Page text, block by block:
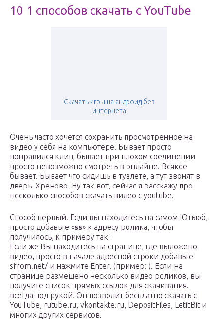
10 1 способов скачать с YouTube
Скачать игры на андроид без
интернета
Очень часто хочется сохранить просмотренное на
видео у себя на компьютере. Бывает просто
понравился клип, бывает при плохом соединении
просто невозможно смотреть в онлайне. Всякое
бывает. Бывает что сидишь в туалете, а тут звонят в
дверь. Хреново. Ну так вот, сейчас я расскажу про
несколько способов скачать видео с youtube.
Способ первый. Есди вы находитесь на самом Ютьюб,
просто добавьте «ss» к адресу ролика, чтобы
получилось, к примеру так:
Если же Вы находитесь на странице, где выложено
видео, просто в начале адресной строки добавьте
sfrom.net/ и нажмите Enter. (пример: ). Если на
странице размещено несколько видео роликов, вы
получите список прямых ссылок для скачивания.
всегда под рукой! Он позволит бесплатно скачать с
YouTube, rutube.ru, vkontakte.ru, DepositFiles, LetitBit и
многих других сервисов.